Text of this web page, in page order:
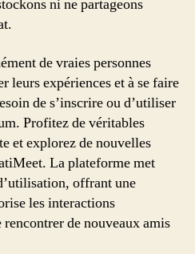
ni ne partageons
de vraies personnes
leurs expériences et à se faire
de s’inscrire ou d’utiliser
Profitez de véritables
et explorez de nouvelles
La plateforme met
offrant une
les interactions
de nouveaux amis